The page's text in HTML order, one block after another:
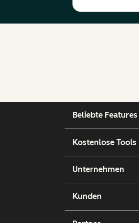
Beliebte Features
Kostenlose Tools
Unternehmen
Kunden